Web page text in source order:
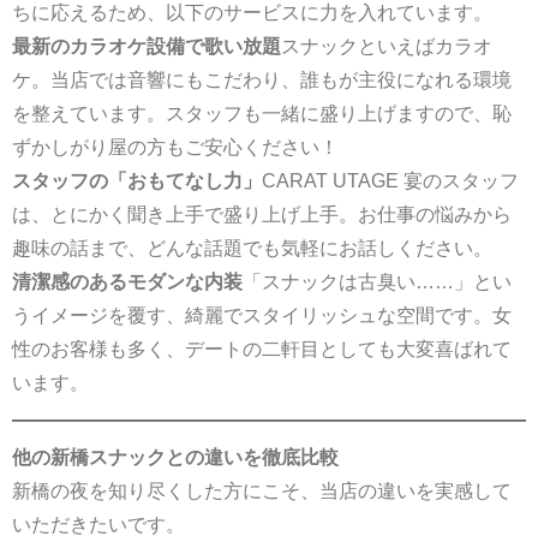
ちに応えるため、以下のサービスに力を入れています。
最新のカラオケ設備で歌い放題スナックといえばカラオ
ケ。当店では音響にもこだわり、誰もが主役になれる環境
を整えています。スタッフも一緒に盛り上げますので、恥
ずかしがり屋の方もご安心ください！
スタッフの「おもてなし力」 CARAT UTAGE 宴のスタッフ
は、とにかく聞き上手で盛り上げ上手。お仕事の悩みから
趣味の話まで、どんな話題でも気軽にお話しください。
清潔感のあるモダンな内装 「スナックは古臭い……」とい
うイメージを覆す、綺麗でスタイリッシュな空間です。女
性のお客様も多く、デートの二軒目としても大変喜ばれて
います。
他の新橋スナックとの違いを徹底比較
新橋の夜を知り尽くした方にこそ、当店の違いを実感して
いただきたいです。